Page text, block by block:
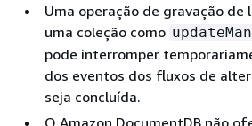
Uma operação de gravação de
uma coleção como
pode interromper
dos eventos dos fluxos de
seja concluída.
O Amazon DocumentDB não